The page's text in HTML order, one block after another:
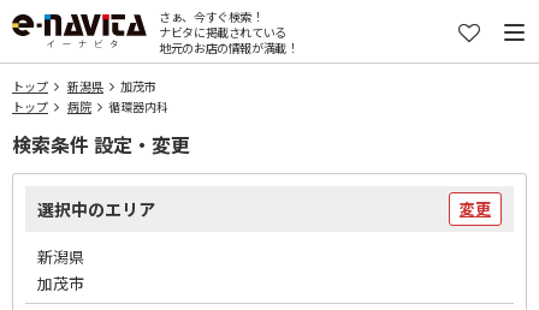
さぁ、今すぐ検索！
ナビタに掲載されている
地元のお店の情報が満載！
トップ 新潟県
加茂市
トップ
病院 循環器内科
検索条件 設定・変更
選択中のエリア 変更
新潟県
加茂市